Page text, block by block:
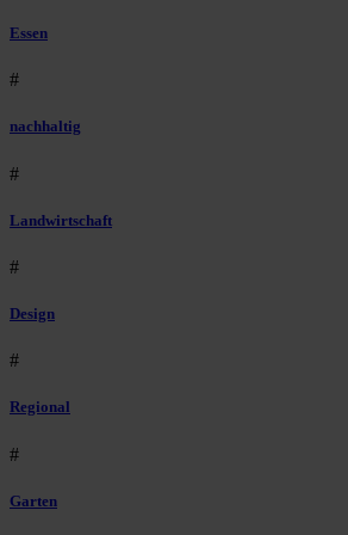
Essen
#
nachhaltig
#
Landwirtschaft
#
Design
#
Regional
#
Garten